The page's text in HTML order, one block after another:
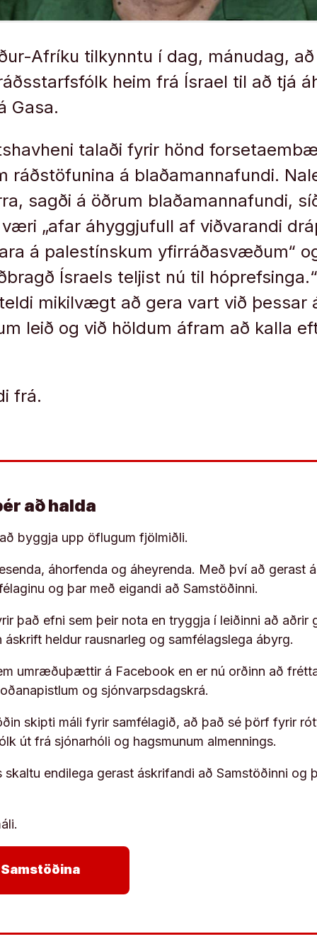
Afríku tilkynntu í dag, mánudag,
heim frá Ísrael til að tjá
Gasa.
talaði fyrir hönd
ráðstöfunina á blaðamannafundi.
sagði á öðrum blaðamannafundi,
„afar áhyggjufull af viðvarandi
á palestínskum yfirráðasvæðum“
Ísraels teljist nú til
mikilvægt að gera vart við þessar
leið og við höldum áfram að kalla
frá.
að halda
byggja upp öflugum fjölmiðli.
áhorfenda og áheyrenda. Með því að gerast
og þar með eigandi að Samstöðinni.
það efni sem þeir nota en tryggja í leiðinni að aðrir
heldur rausnarleg og samfélagslega ábyrg.
umræðuþættir á Facebook en er nú orðinn að
og sjónvarpsdagskrá.
skipti máli fyrir samfélagið, að það sé þörf fyrir
út frá sjónarhóli og hagsmunum almennings.
skaltu endilega gerast áskrifandi að Samstöðinni og